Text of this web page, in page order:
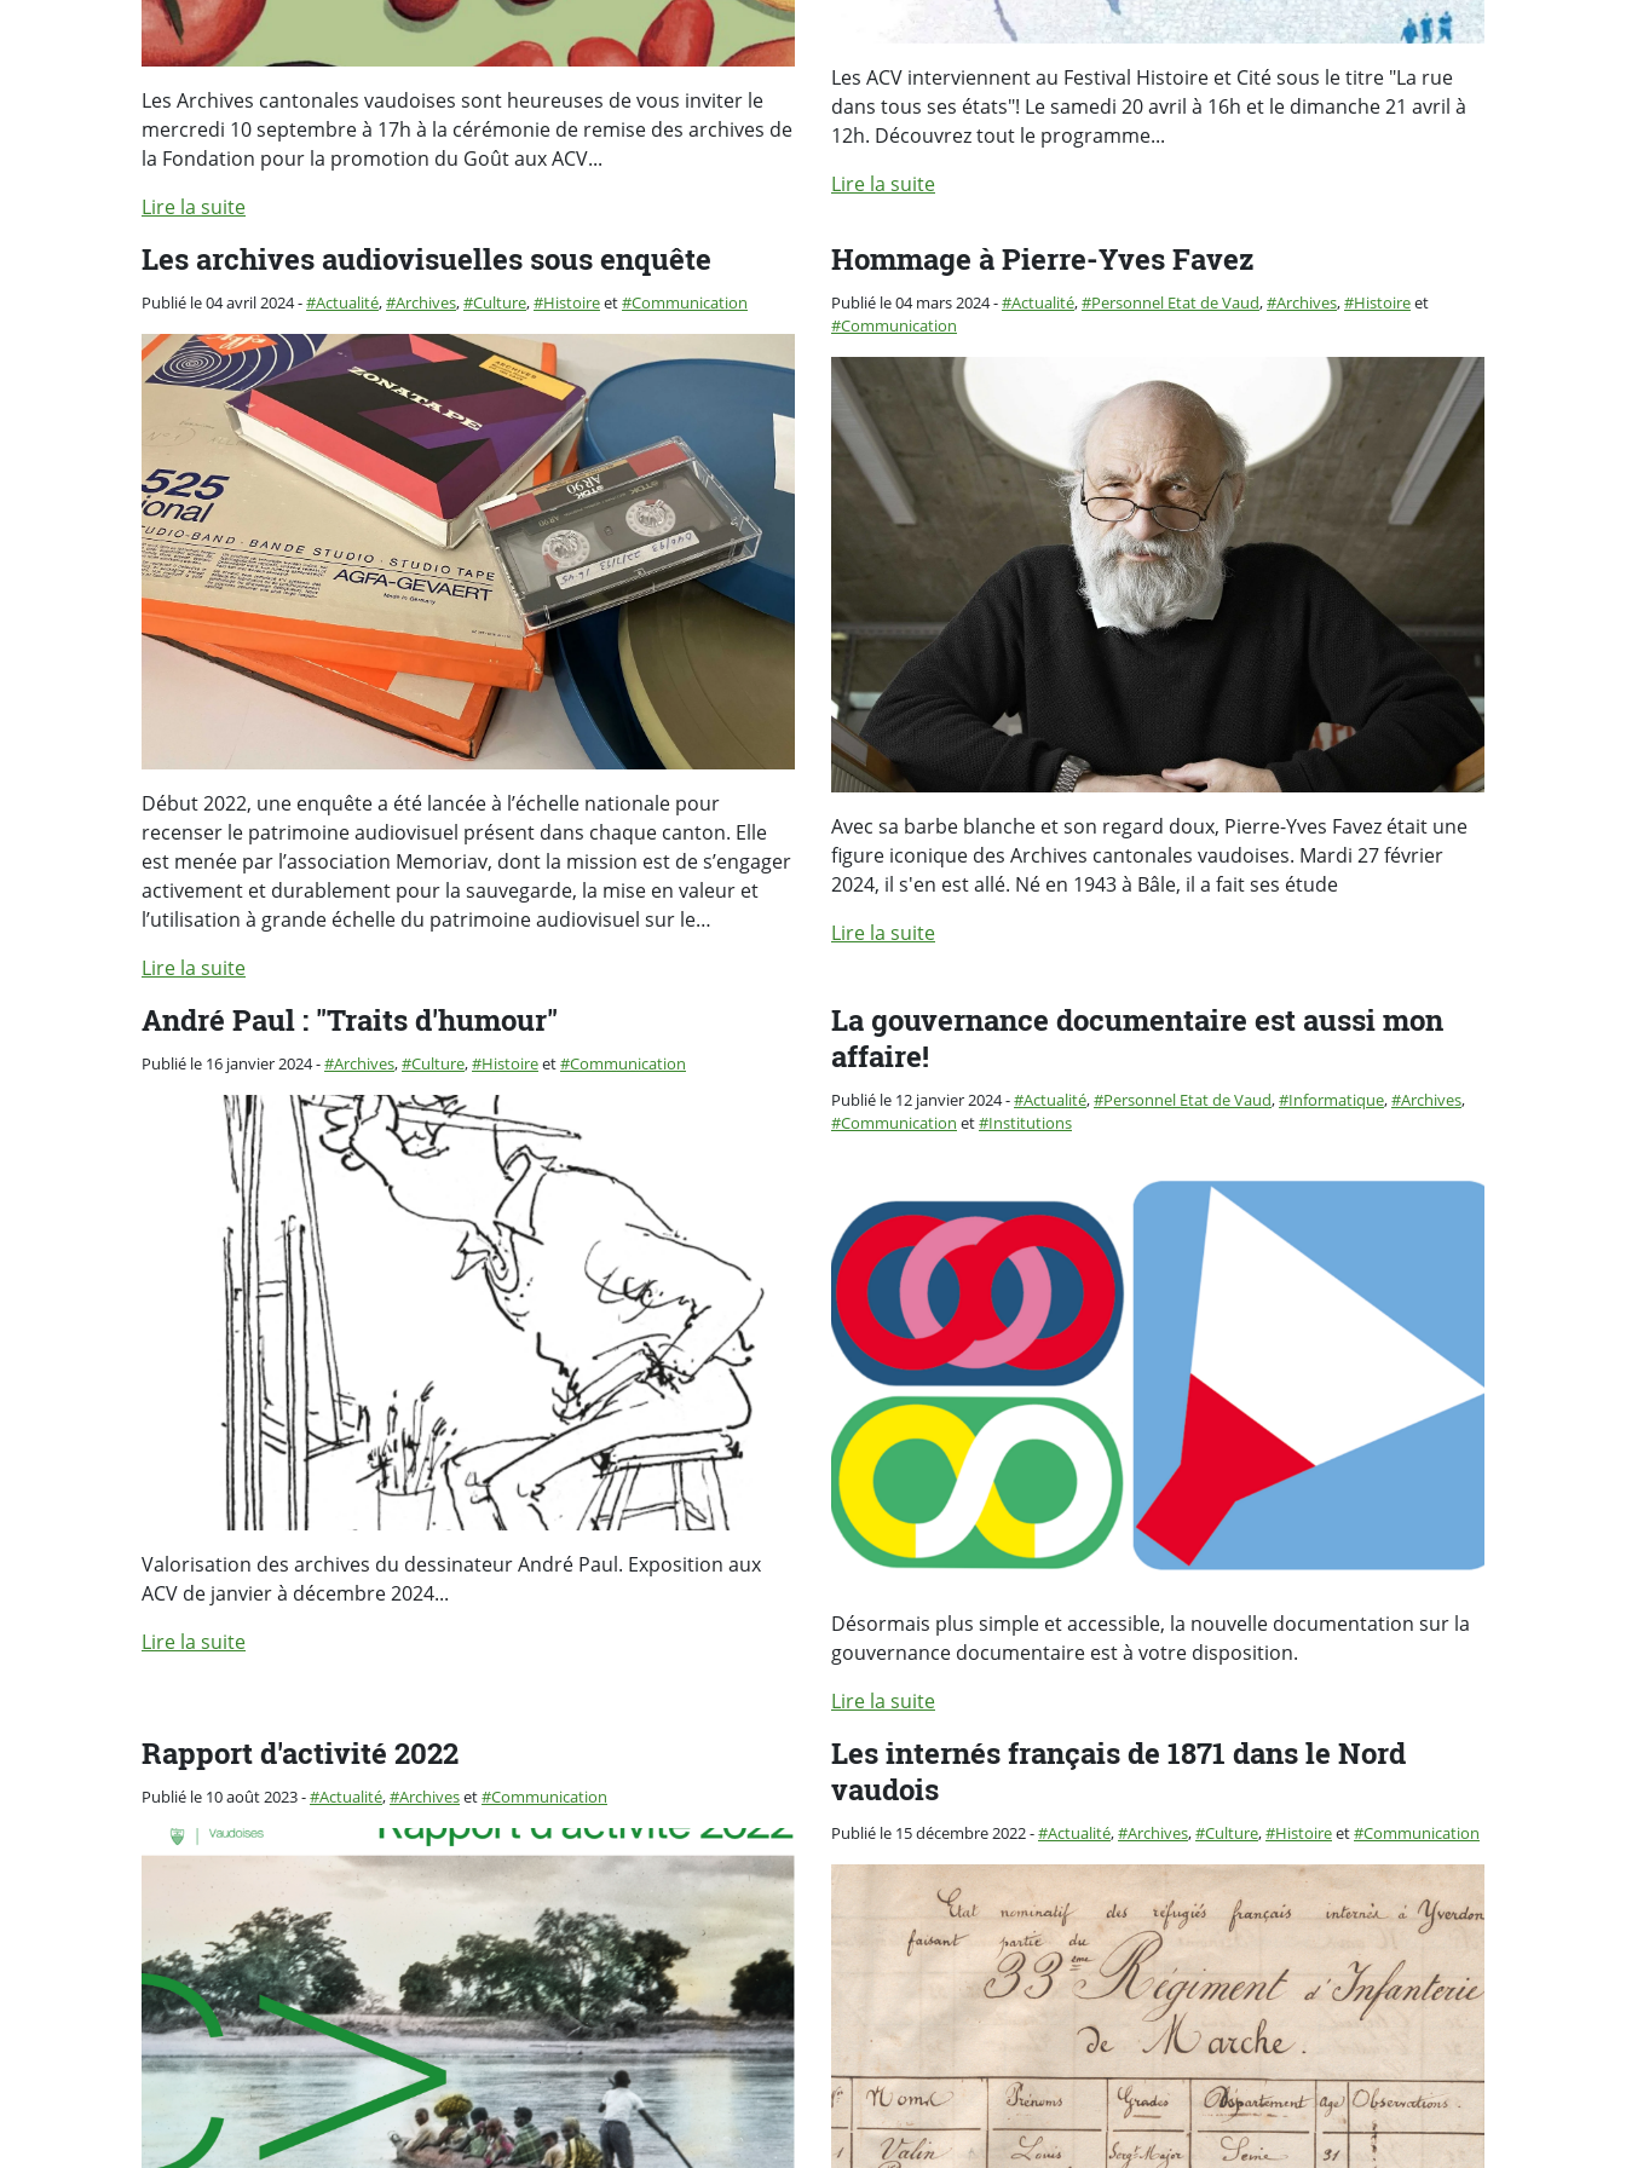
Les Archives cantonales vaudoises sont heureuses de vous inviter le
mercredi 10 septembre à 17h à la cérémonie de remise des archives de
la Fondation pour la promotion du Goût aux ACV...
Lire la suite
Les ACV interviennent au Festival Histoire et Cité sous le titre "La rue
dans tous ses états"! Le samedi 20 avril à 16h et le dimanche 21 avril à
12h. Découvrez tout le programme...
Lire la suite
Les archives audiovisuelles sous enquête
Publié le 04 avril 2024-Catégorie :
Actualité, Archives, Culture, Histoireet Communication
Début 2022, une enquête a été lancée à l’échelle nationale pour
recenser le patrimoine audiovisuel présent dans chaque canton. Elle
est menée par l’association Memoriav, dont la mission est de s’engager
activement et durablement pour la sauvegarde, la mise en valeur et
l’utilisation à grande échelle du patrimoine audiovisuel sur le…
Lire la suite
Hommage à Pierre-Yves Favez
Publié le 04 mars 2024-Catégorie :
Actualité, Personnel Etat de Vaud, Archives, Histoireet
Communication
Avec sa barbe blanche et son regard doux, Pierre-Yves Favez était une
figure iconique des Archives cantonales vaudoises. Mardi 27 février
2024, il s'en est allé. Né en 1943 à Bâle, il a fait ses étude
Lire la suite
André Paul : "Traits d'humour"
Publié le 16 janvier 2024-Catégorie :
Archives, Culture, Histoireet Communication
Valorisation des archives du dessinateur André Paul. Exposition aux
ACV de janvier à décembre 2024...
Lire la suite
La gouvernance documentaire est aussi mon
affaire!
Publié le 12 janvier 2024-Catégorie :
Actualité, Personnel Etat de Vaud, Informatique, Archives,
Communication et Institutions
Désormais plus simple et accessible, la nouvelle documentation sur la
gouvernance documentaire est à votre disposition.
Lire la suite
Rapport d'activité 2022
Publié le 10 août 2023-Catégorie :
Actualité, Archiveset Communication
Les internés français de 1871 dans le Nord
vaudois
Publié le 15 décembre 2022-Catégorie :
Actualité, Archives, Culture, Histoireet Communication